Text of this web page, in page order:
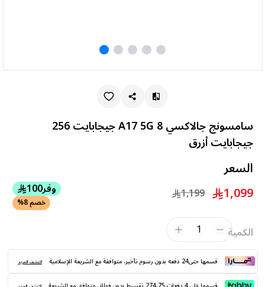
سامسونج جالاكسي A17 5G 8 جيجابايت 256
جيجابايت أزرق
السعر
1,099
1,199 وفر100
خصم 8%
الكمية 1
قسمها حتى24 دفعه بدون رسوم تأخير. متوافقة مع الشريعة الإسلامية اكتشف المزيد